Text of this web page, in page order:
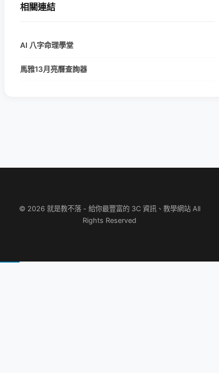
相關連結
AI 八字命理學堂
馬雅13月亮曆查詢器
© 2026 就是教不落 - 給你最豐富的 3C 資訊、教學網站 All
Rights Reserved